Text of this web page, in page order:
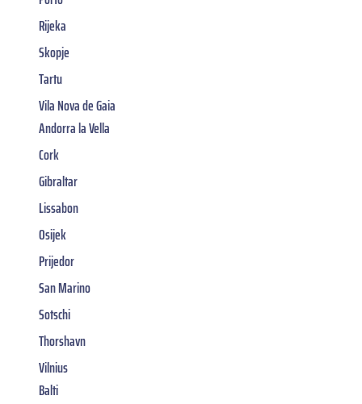
Rijeka
Skopje
Tartu
Vila Nova de Gaia
Andorra la Vella
Cork
Gibraltar
Lissabon
Osijek
Prijedor
San Marino
Sotschi
Thorshavn
Vilnius
Balti